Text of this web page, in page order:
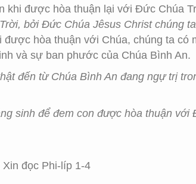
khi được hòa thuận lại với Đức Chúa
bởi Đức Chúa Jêsus Christ chúng
hòa thuận với Chúa, chúng ta có
và sự ban phước của Chúa Bình An.
đến từ Chúa Bình An đang ngự trị
sinh để đem con được hòa thuận
đọc Phi-líp 1-4